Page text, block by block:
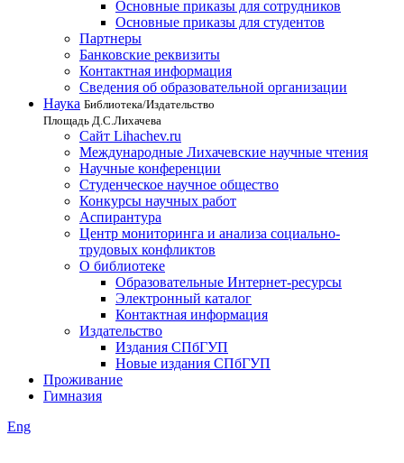
Основные приказы для сотрудников
Основные приказы для студентов
Партнеры
Банковские реквизиты
Контактная информация
Сведения об образовательной организации
Наука Библиотека/Издательство
Площадь Д.С.Лихачева
Сайт Lihachev.ru
Международные Лихачевские научные чтения
Научные конференции
Студенческое научное общество
Конкурсы научных работ
Аспирантура
Центр мониторинга и анализа социально-
трудовых конфликтов
О библиотеке
Образовательные Интернет-ресурсы
Электронный каталог
Контактная информация
Издательство
Издания СПбГУП
Новые издания СПбГУП
Проживание
Гимназия
Eng